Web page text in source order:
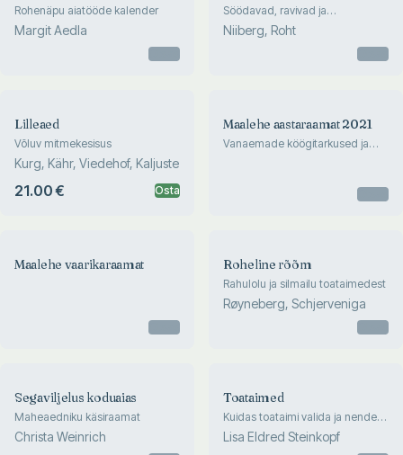
Rohenäpu aiatööde kalender
Margit Aedla
Söödavad, ravivad ja
dekoratiivsed
Niiberg, Roht
Lilleaed
Võluv mitmekesisus
Kurg, Kähr, Viedehof, Kaljuste
21.00 € Osta
Maalehe aastaraamat 2021
Vanaemade köögitarkused ja
Maalehe vaarikaraamat Roheline rõõm
Rahulolu ja silmailu toataimedest
Røyneberg, Schjerveniga
Segaviljelus koduaias
Maheaedniku käsiraamat
Christa Weinrich
Toataimed
Kuidas toataimi valida ja nende
eest hoolitseda
Lisa Eldred Steinkopf